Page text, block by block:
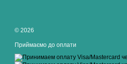
© 2026
Приймаємо до оплати